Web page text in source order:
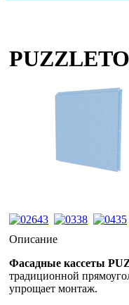
Описание
Фасадные кассеты
традиционной
упрощает монтаж.